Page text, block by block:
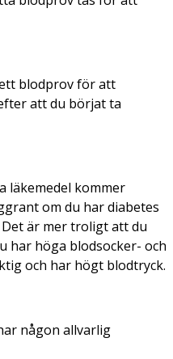
blodprov för att
att du börjat ta
läkemedel kommer
om du har diabetes
är mer troligt att du
har höga blodsocker- och
och har högt blodtryck.
någon allvarlig